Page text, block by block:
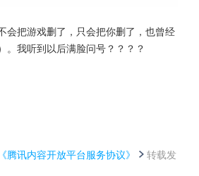
会把游戏删了，只会把你删了，也曾经
。我听到以后满脸问号？？？？
《腾讯内容开放平台服务协议》
转载发